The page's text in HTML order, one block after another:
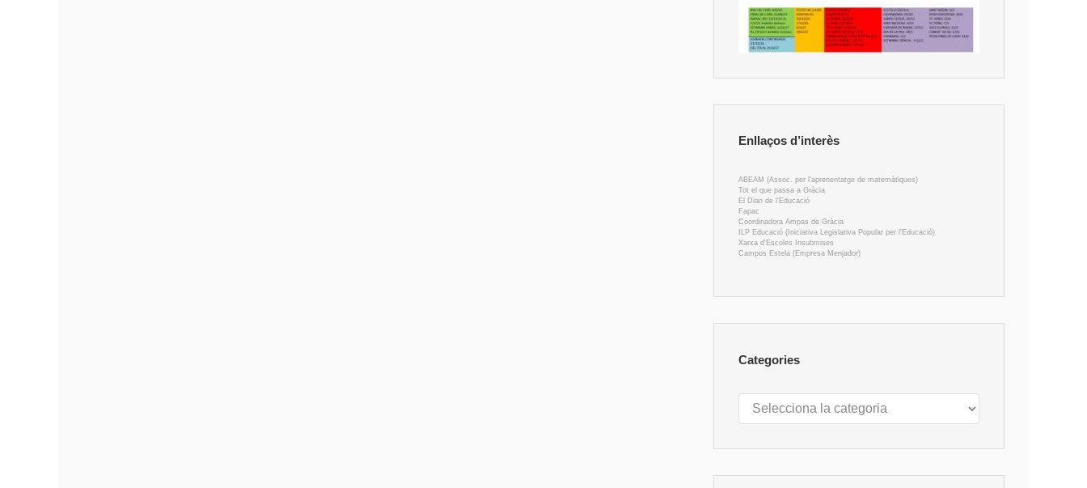
Enllaços d’interès
ABEAM (Assoc. per l'aprenentatge de matemàtiques)
Tot el que passa a Gràcia
El Diari de l'Educació
Fapac
Coordinadora Ampas de Gràcia
ILP Educació (Iniciativa Legislativa Popular per l'Educació)
Xarxa d'Escoles Insubmises
Campos Estela (Empresa Menjador)
Categories
Categories